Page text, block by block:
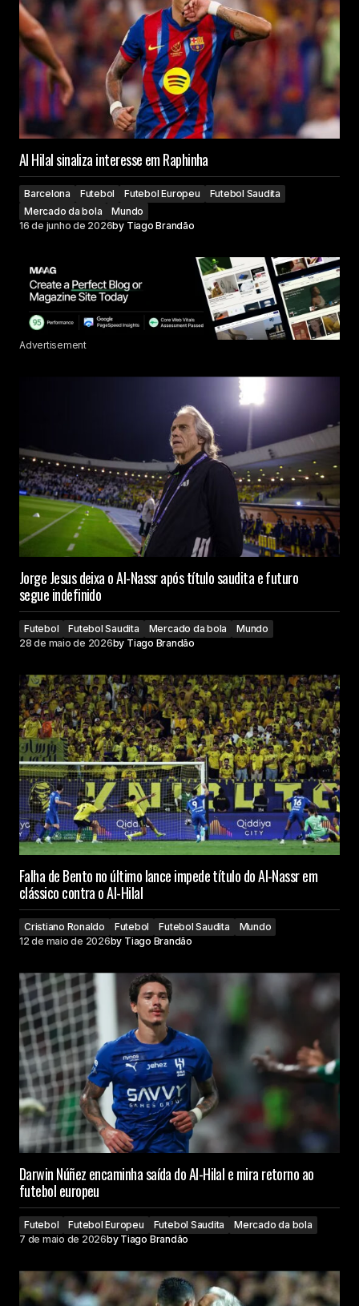
Al Hilal sinaliza interesse em Raphinha
Barcelona Futebol Futebol Europeu
Futebol Saudita
Mercado da bola
Mundo
16 de junho de 2026by Tiago Brandão
Advertisement
Jorge Jesus deixa o Al-Nassr após título saudita e futuro
segue indefinido
Futebol Futebol Saudita Mercado da bola
Mundo
28 de maio de 2026by Tiago Brandão
Falha de Bento no último lance impede título do Al-Nassr em
clássico contra o Al-Hilal
Cristiano Ronaldo Futebol Futebol Saudita
Mundo
12 de maio de 2026by Tiago Brandão
Darwin Núñez encaminha saída do Al-Hilal e mira retorno ao
futebol europeu
Futebol Futebol Europeu Futebol Saudita
Mercado da bola
7 de maio de 2026by Tiago Brandão